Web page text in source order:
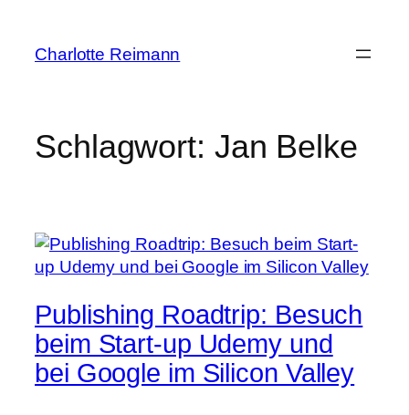
springen
Charlotte Reimann
Schlagwort: Jan Belke
Publishing Roadtrip: Besuch
beim Start-up Udemy und
bei Google im Silicon Valley